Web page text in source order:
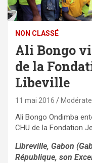
NON CLASSÉ
Ali Bongo
de la
Libeville
11 mai 2016
Ali Bongo Ondimba
CHU de la Fondation
Libreville, Gabon
République, son